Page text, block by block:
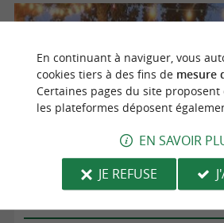
Soirée Concert à l'Asinerie
En continuant à naviguer, vous
cookies tiers à des fins de mesure
Certaines pages du site proposent
les plateformes déposent
EN SAVOIR
JE REFUSE